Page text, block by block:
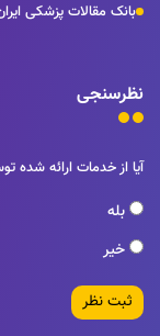
بانک مقالات پزشکی
نظرسنجی
آیا از خدمات ارائه شده
بله
خیر
ثبت نظر